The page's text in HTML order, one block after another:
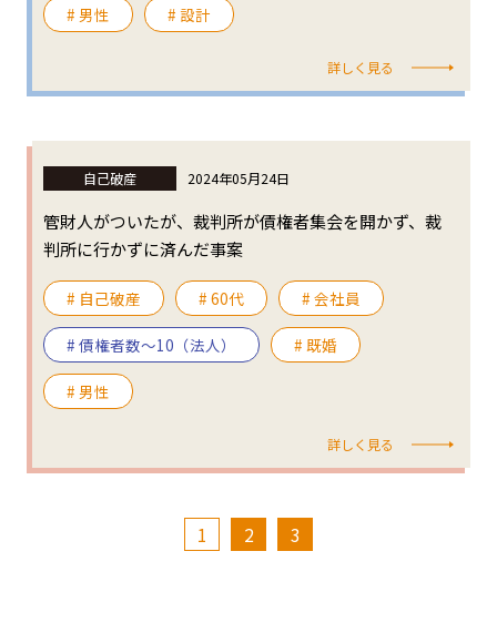
# 男性 # 設計
詳しく見る
自己破産 2024年05月24日
管財人がついたが、裁判所が債権者集会を開かず、裁
判所に行かずに済んだ事案
# 自己破産 # 60代 # 会社員
# 債権者数～10（法人） # 既婚
# 男性
詳しく見る
1 2 3